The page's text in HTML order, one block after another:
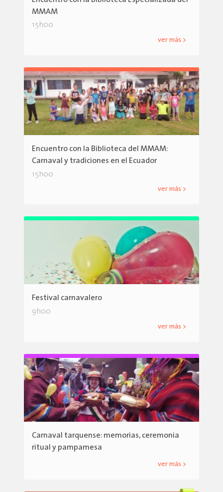
MMAM
15h00
ver más >
Encuentro con la Biblioteca del MMAM:
Carnaval y tradiciones en el Ecuador
15h00
ver más >
Festival carnavalero
9h00
ver más >
Carnaval tarquense: memorias, ceremonia
ritual y pampamesa
ver más >